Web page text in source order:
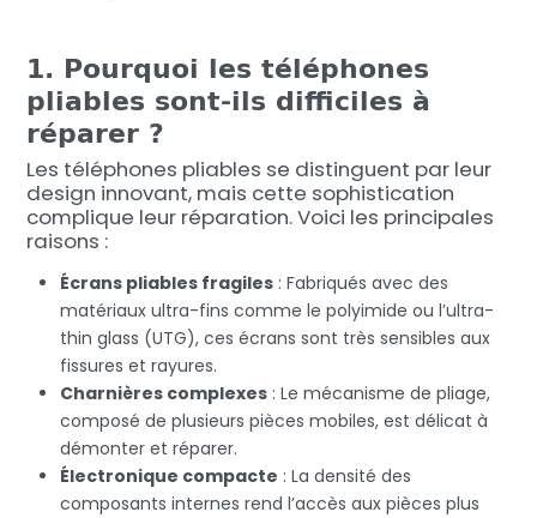
1. Pourquoi les téléphones
pliables sont-ils difficiles à
réparer ?
Les téléphones pliables se distinguent par leur
design innovant, mais cette sophistication
complique leur réparation. Voici les principales
raisons :
Écrans pliables fragiles : Fabriqués avec des
matériaux ultra-fins comme le polyimide ou l’ultra-
thin glass (UTG), ces écrans sont très sensibles aux
fissures et rayures.
Charnières complexes : Le mécanisme de pliage,
composé de plusieurs pièces mobiles, est délicat à
démonter et réparer.
Électronique compacte : La densité des
composants internes rend l’accès aux pièces plus